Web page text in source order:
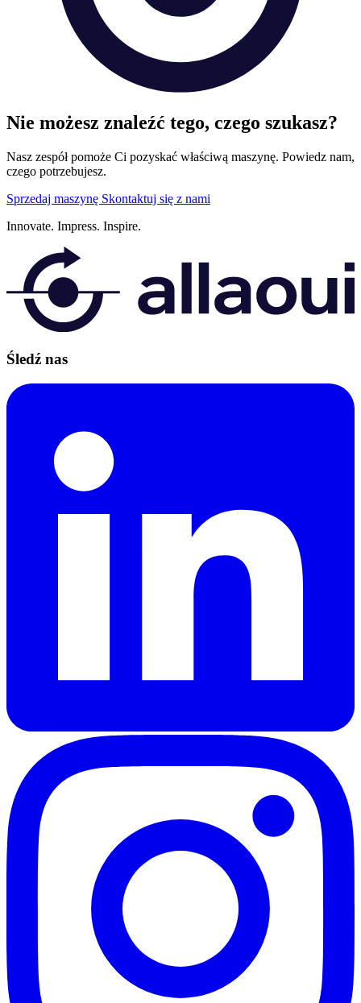
Nie możesz znaleźć tego, czego szukasz?
Nasz zespół pomoże Ci pozyskać właściwą maszynę. Powiedz nam,
czego potrzebujesz.
Sprzedaj maszynę Skontaktuj się z nami
Innovate. Impress. Inspire.
Śledź nas